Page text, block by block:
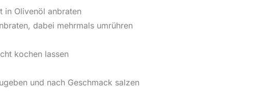
in Olivenöl anbraten
dabei mehrmals umrühren
kochen lassen
und nach Geschmack salzen